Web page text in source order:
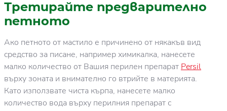
Третирайте предварително
петното
Ако петното от мастило е причинено от някакъв вид
средство за писане, например химикалка, нанесете
малко количество от Вашия перилен препарат Persil
върху зоната и внимателно го втрийте в материята.
Като използвате чиста кърпа, нанесете малко
количество вода върху перилния препарат с